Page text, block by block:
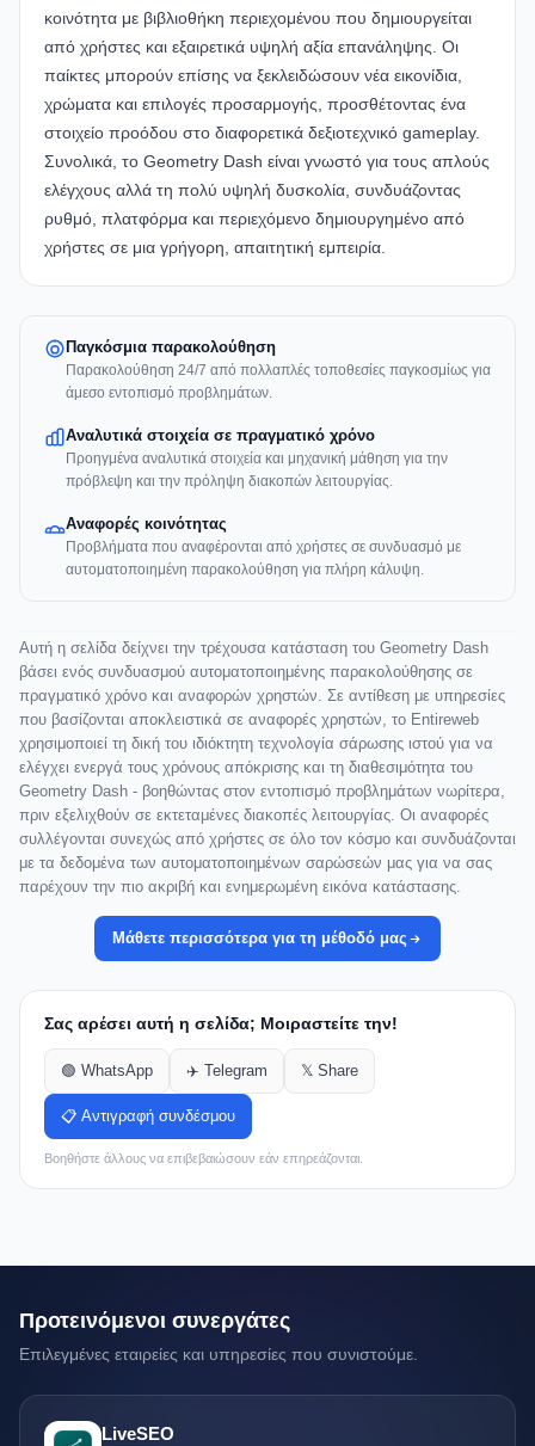
κοινότητα με βιβλιοθήκη περιεχομένου που δημιουργείται
από χρήστες και εξαιρετικά υψηλή αξία επανάληψης. Οι
παίκτες μπορούν επίσης να ξεκλειδώσουν νέα εικονίδια,
χρώματα και επιλογές προσαρμογής, προσθέτοντας ένα
στοιχείο προόδου στο διαφορετικά δεξιοτεχνικό gameplay.
Συνολικά, το Geometry Dash είναι γνωστό για τους απλούς
ελέγχους αλλά τη πολύ υψηλή δυσκολία, συνδυάζοντας
ρυθμό, πλατφόρμα και περιεχόμενο δημιουργημένο από
χρήστες σε μια γρήγορη, απαιτητική εμπειρία.
Παγκόσμια παρακολούθηση
Παρακολούθηση 24/7 από πολλαπλές τοποθεσίες παγκοσμίως για
άμεσο εντοπισμό προβλημάτων.
Αναλυτικά στοιχεία σε πραγματικό χρόνο
Προηγμένα αναλυτικά στοιχεία και μηχανική μάθηση για την
πρόβλεψη και την πρόληψη διακοπών λειτουργίας.
Αναφορές κοινότητας
Προβλήματα που αναφέρονται από χρήστες σε συνδυασμό με
αυτοματοποιημένη παρακολούθηση για πλήρη κάλυψη.
Αυτή η σελίδα δείχνει την τρέχουσα κατάσταση του Geometry Dash
βάσει ενός συνδυασμού αυτοματοποιημένης παρακολούθησης σε
πραγματικό χρόνο και αναφορών χρηστών. Σε αντίθεση με υπηρεσίες
που βασίζονται αποκλειστικά σε αναφορές χρηστών, το Entireweb
χρησιμοποιεί τη δική του ιδιόκτητη τεχνολογία σάρωσης ιστού για να
ελέγχει ενεργά τους χρόνους απόκρισης και τη διαθεσιμότητα του
Geometry Dash - βοηθώντας στον εντοπισμό προβλημάτων νωρίτερα,
πριν εξελιχθούν σε εκτεταμένες διακοπές λειτουργίας. Οι αναφορές
συλλέγονται συνεχώς από χρήστες σε όλο τον κόσμο και συνδυάζονται
με τα δεδομένα των αυτοματοποιημένων σαρώσεών μας για να σας
παρέχουν την πιο ακριβή και ενημερωμένη εικόνα κατάστασης.
Μάθετε περισσότερα για τη μέθοδό μας
Σας αρέσει αυτή η σελίδα; Μοιραστείτε την!
🟢 WhatsApp ✈️ Telegram 𝕏 Share
📋 Αντιγραφή συνδέσμου
Βοηθήστε άλλους να επιβεβαιώσουν εάν επηρεάζονται.
Προτεινόμενοι συνεργάτες
Επιλεγμένες εταιρείες και υπηρεσίες που συνιστούμε.
LiveSEO